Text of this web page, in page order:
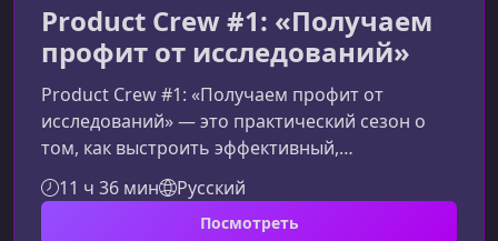
Product Crew #1: «Получаем
профит от исследований»
Product Crew #1: «Получаем профит от
исследований» — это практический сезон о
том, как выстроить эффективный,
воспроизводимый и прибыльный процесс
продуктовых и UX-исследований. Материал
подходит как специалистам, уже знакомым с
11 ч 36 мин Русский
Посмотреть